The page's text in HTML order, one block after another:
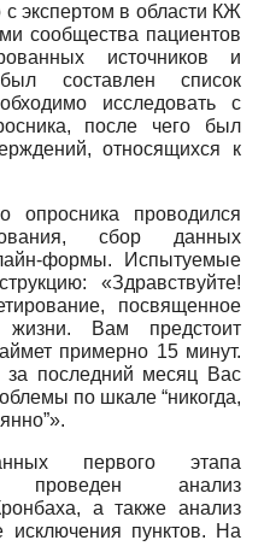
экспертом в области КЖ
сообщества пациентов
источников и
составлен список
исследовать с
после чего был
относящихся к
опросника проводился
сбор данных
формы. Испытуемые
«Здравствуйте!
посвященное
жизни. Вам предстоит
примерно 15 минут.
за последний месяц Вас
по шкале “никогда,
первого этапа
проведен анализ
а также анализ
исключения пунктов. На